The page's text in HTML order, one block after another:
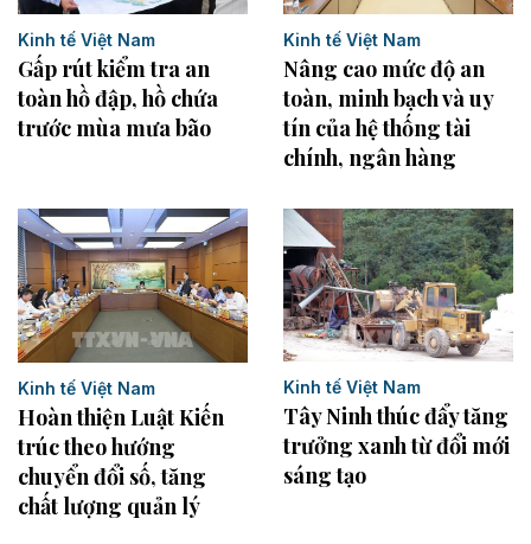
Kinh tế Việt Nam
Gấp rút kiểm tra an
toàn hồ đập, hồ chứa
trước mùa mưa bão
Kinh tế Việt Nam
Nâng cao mức độ an
toàn, minh bạch và uy
tín của hệ thống tài
chính, ngân hàng
Kinh tế Việt Nam
Hoàn thiện Luật Kiến
trúc theo hướng
chuyển đổi số, tăng
chất lượng quản lý
Kinh tế Việt Nam
Tây Ninh thúc đẩy tăng
trưởng xanh từ đổi mới
sáng tạo